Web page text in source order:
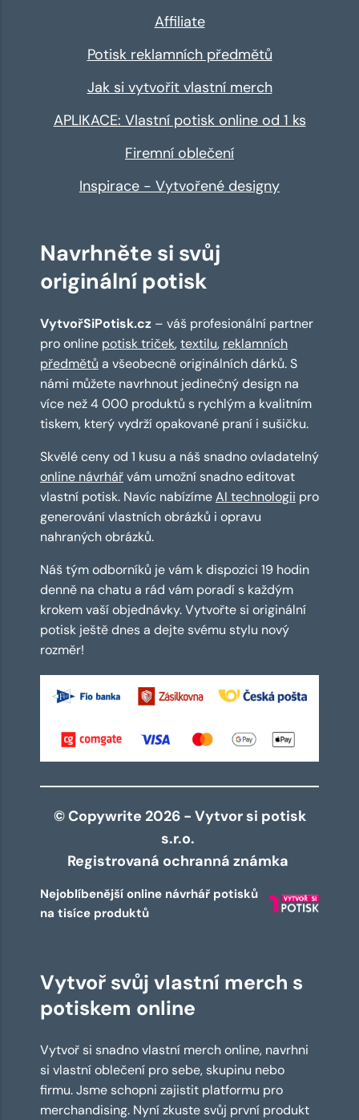
Affiliate
Potisk reklamních předmětů
Jak si vytvořit vlastní merch
APLIKACE: Vlastní potisk online od 1 ks
Firemní oblečení
Inspirace - Vytvořené designy
Navrhněte si svůj
originální potisk
VytvořSiPotisk.cz – váš profesionální partner
pro online potisk triček,textilu, reklamních
předmětů a všeobecně originálních dárků. S
námi můžete navrhnout jedinečný design na
více než 4 000 produktů s rychlým a kvalitním
tiskem, který vydrží opakované praní i sušičku.
Skvělé ceny od 1 kusu a náš snadno ovladatelný
online návrhářvám umožní snadno editovat
vlastní potisk. Navíc nabízímeAI technologii pro
generování vlastních obrázků i opravu
nahraných obrázků.
Náš tým odborníků je vám k dispozici 19 hodin
denně na chatu a rád vám poradí s každým
krokem vaší objednávky. Vytvořte si originální
potisk ještě dnes a dejte svému stylu nový
rozměr!
© Copywrite 2026 - Vytvor si potisk
s.r.o.
Registrovaná ochranná známka
Nejoblíbenější online návrhář potisků
na tisíce produktů
Vytvoř svůj vlastní merch s
potiskem online
Vytvoř si snadno vlastní merch online, navrhni
si vlastní oblečení pro sebe, skupinu nebo
firmu. Jsme schopni zajistit platformu pro
merchandising. Nyní zkuste svůj první produkt